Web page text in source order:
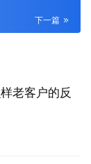
下一篇
老客户的反